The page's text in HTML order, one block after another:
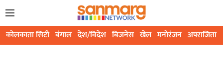
कोलकाता सिटी बंगाल देश/विदेश बिजनेस खेल मनोरंजन अपराजिता